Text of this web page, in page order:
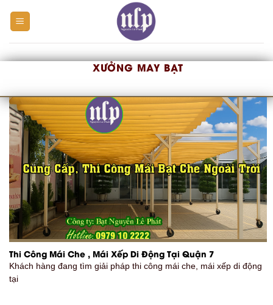
XƯỞNG MAY BẠT
Thi Công Mái Che , Mái Xếp Di Động Tại Quận 7
Khách hàng đang tìm giải pháp thi công mái che, mái xếp di động
tại